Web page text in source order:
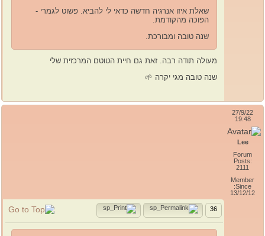
שאלת איזו אנרגיה חדשה כדאי לי להביא. פשוט לגמרי -
הפוכה מהקודמת.
שנה טובה ומבורכת.
מעולה תודה רבה. זאת גם חיית הטוטם המרכזית שלי
שנה טובה מגי יקרה 🌱
27/9/22
19:48
Lee
Forum
Posts:
2111
Member
Since:
13/12/12
36